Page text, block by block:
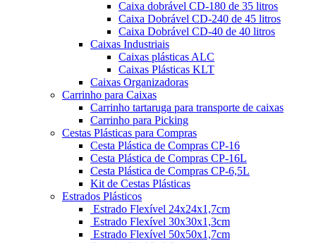
Caixa dobrável CD-180 de 35 litros
Caixa Dobrável CD-240 de 45 litros
Caixa Dobrável CD-40 de 40 litros
Caixas Industriais
Caixas plásticas ALC
Caixas Plásticas KLT
Caixas Organizadoras
Carrinho para Caixas
Carrinho tartaruga para transporte de caixas
Carrinho para Picking
Cestas Plásticas para Compras
Cesta Plástica de Compras CP-16
Cesta Plástica de Compras CP-16L
Cesta Plástica de Compras CP-6,5L
Kit de Cestas Plásticas
Estrados Plásticos
Estrado Flexível 24x24x1,7cm
Estrado Flexível 30x30x1,3cm
Estrado Flexível 50x50x1,7cm